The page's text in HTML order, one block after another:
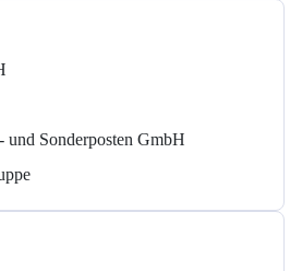
und Sonderposten GmbH